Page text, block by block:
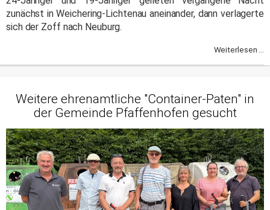
zunächst in Weichering-Lichtenau aneinander, dann verlagerte
sich der Zoff nach Neuburg.
Weiterlesen ...
Weitere ehrenamtliche "Container-Paten" in
der Gemeinde Pfaffenhofen gesucht